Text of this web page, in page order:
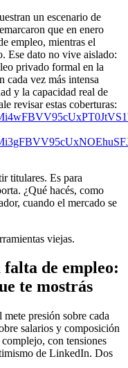
un escenario de
que en enero
empleo, mientras el
Ese dato no vive aislado:
privado formal en la
cada vez más intensa
y la capacidad real de
revisar estas coberturas:
titulares. Es para
¿Qué hacés, como
cuando el mercado se
viejas.
de empleo:
te mostrás
presión sobre cada
salarios y composición
con tensiones
de LinkedIn. Dos